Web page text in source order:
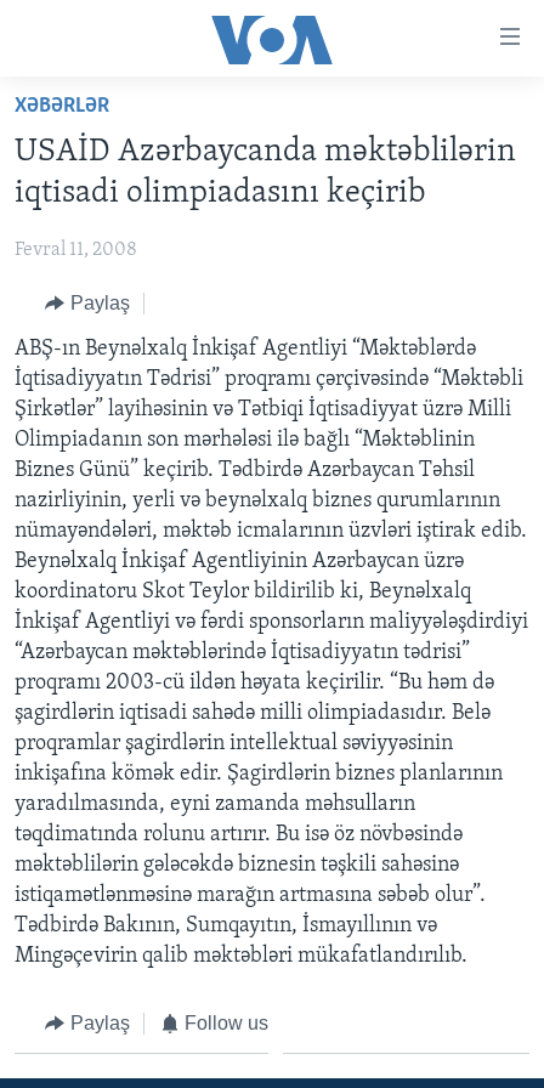
Skip
main
content
Skip
to
Navigation
Skip
to
Search
ANA SƏHİFƏ
PROQRAMLAR
DÜNYAYA BAXIŞ
FAKTLAR NƏ DEYIR?
AZƏRBAYCAN
DÜNYA
UKRAYNA BÖHRANI
İSRAIL-HƏMAS MÜNAQIŞƏSI
ABŞ
ABŞ SEÇKILƏRI 2024
İRAN AZƏRBAYCANI
VIDEOLAR
MEDIA AZADLIĞI
BAŞ MƏQALƏ
LEARNING ENGLISH
BIZI IZLƏYIN
Dillər
XƏBƏRLƏR
USAİD Azərbaycanda məktəblilərin
iqtisadi olimpiadasını keçirib
Fevral 11, 2008
Paylaş
ABŞ-ın Beynəlxalq İnkişaf Agentliyi “Məktəblərdə
İqtisadiyyatın Tədrisi” proqramı çərçivəsində “Məktəbli
Şirkətlər” layihəsinin və Tətbiqi İqtisadiyyat üzrə Milli
Olimpiadanın son mərhələsi ilə bağlı “Məktəblinin
Biznes Günü” keçirib. Tədbirdə Azərbaycan Təhsil
nazirliyinin, yerli və beynəlxalq biznes qurumlarının
nümayəndələri, məktəb icmalarının üzvləri iştirak edib.
Beynəlxalq İnkişaf Agentliyinin Azərbaycan üzrə
koordinatoru Skot Teylor bildirilib ki, Beynəlxalq
İnkişaf Agentliyi və fərdi sponsorların maliyyələşdirdiyi
“Azərbaycan məktəblərində İqtisadiyyatın tədrisi”
proqramı 2003-cü ildən həyata keçirilir. “Bu həm də
şagirdlərin iqtisadi sahədə milli olimpiadasıdır. Belə
proqramlar şagirdlərin intellektual səviyyəsinin
inkişafına kömək edir. Şagirdlərin biznes planlarının
yaradılmasında, eyni zamanda məhsulların
təqdimatında rolunu artırır. Bu isə öz növbəsində
məktəblilərin gələcəkdə biznesin təşkili sahəsinə
istiqamətlənməsinə marağın artmasına səbəb olur”.
Tədbirdə Bakının, Sumqayıtın, İsmayıllının və
Mingəçevirin qalib məktəbləri mükafatlandırılıb.
Paylaş Follow us